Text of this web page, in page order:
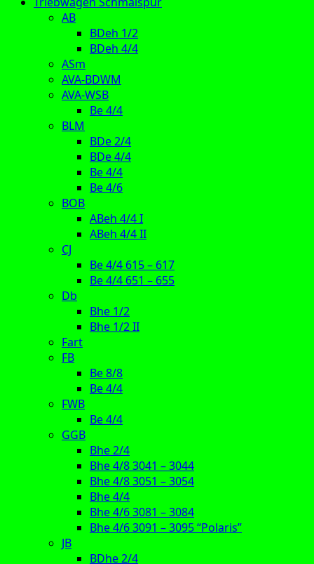
AB
BDeh 1/2
BDeh 4/4
ASm
AVA-BDWM
AVA-WSB
Be 4/4
BLM
BDe 2/4
BDe 4/4
Be 4/4
Be 4/6
BOB
ABeh 4/4 I
ABeh 4/4 II
CJ
Be 4/4 615 – 617
Be 4/4 651 – 655
Db
Bhe 1/2
Bhe 1/2 II
Fart
FB
Be 8/8
Be 4/4
FWB
Be 4/4
GGB
Bhe 2/4
Bhe 4/8 3041 – 3044
Bhe 4/8 3051 – 3054
Bhe 4/4
Bhe 4/6 3081 – 3084
Bhe 4/6 3091 – 3095 “Polaris”
JB
BDhe 2/4